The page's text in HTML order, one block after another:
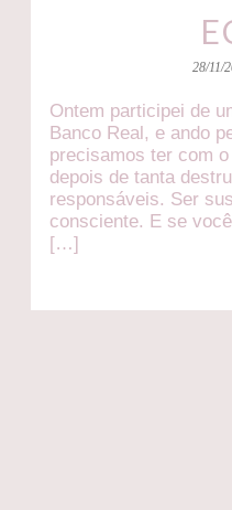
28/11/
Ontem participei de
Banco Real, e ando
precisamos ter com
depois de tanta
responsáveis. Ser
consciente. E se
[…]